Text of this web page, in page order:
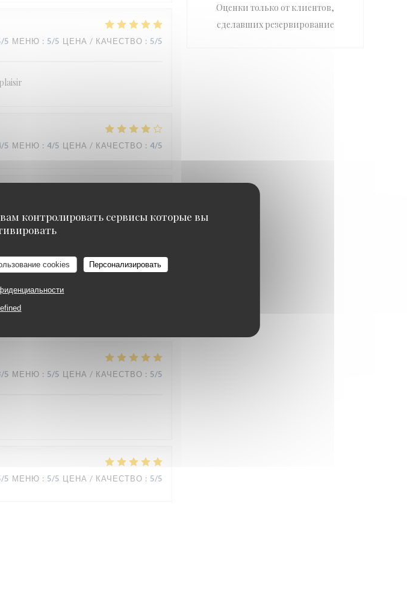
контролировать сервисы которые вы
cookies Персонализировать
/5 МЕНЮ : 5/5 ЦЕНА / КАЧЕСТВО : 5/5
/5 МЕНЮ : 4/5 ЦЕНА / КАЧЕСТВО : 4/5
/5 МЕНЮ: 5/5 ЦЕНА / КАЧЕСТВО: 5/5
/5 МЕНЮ : 5/5 ЦЕНА / КАЧЕСТВО : 5/5
/5 МЕНЮ : 5/5 ЦЕНА / КАЧЕСТВО : 5/5
Оценки только от клиентов,
сделавших резервирование